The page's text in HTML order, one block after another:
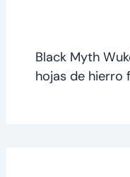
Black Myth
hojas de hierro